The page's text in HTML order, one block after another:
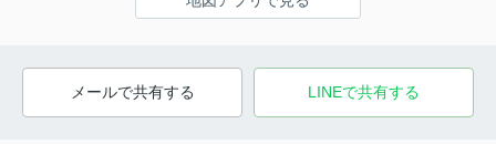
メールで共有する LINEで共有する